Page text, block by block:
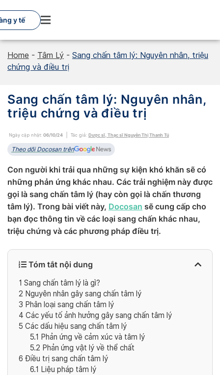
to
content
y tế
Home - Tâm Lý - Sang chấn tâm lý: Nguyên nhân, triệu
chứng và điều trị
Sang chấn tâm lý: Nguyên nhân,
triệu chứng và điều trị
Ngày cập nhật: 06/10/24 Tác giả: Dược sĩ, Thạc sĩ Nguyễn Thị Thanh Tú
Theo dõi Docosan trên
Con người khi trải qua những sự kiện khó khăn sẽ có
những phản ứng khác nhau. Các trải nghiệm này được
gọi là sang chấn tâm lý (hay còn gọi là chấn thương
tâm lý). Trong bài viết này, Docosan sẽ cung cấp cho
bạn đọc thông tin về các loại sang chấn khác nhau,
triệu chứng và các phương pháp điều trị.
Tóm tắt nội dung
1 Sang chấn tâm lý là gì?
2 Nguyên nhân gây sang chấn tâm lý
3 Phân loại sang chấn tâm lý
4 Các yếu tố ảnh hưởng gây sang chấn tâm lý
5 Các dấu hiệu sang chấn tâm lý
5.1 Phản ứng về cảm xúc và tâm lý
5.2 Phản ứng vật lý về thể chất
6 Điều trị sang chấn tâm lý
6.1 Liệu pháp tâm lý